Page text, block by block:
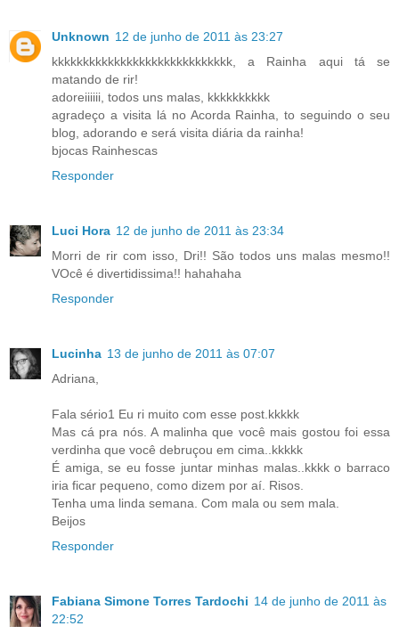
Unknown 12 de junho de 2011 às 23:27
kkkkkkkkkkkkkkkkkkkkkkkkkkkkk, a Rainha aqui tá se
matando de rir!
adoreiiiiii, todos uns malas, kkkkkkkkkk
agradeço a visita lá no Acorda Rainha, to seguindo o seu
blog, adorando e será visita diária da rainha!
bjocas Rainhescas
Responder
Luci Hora 12 de junho de 2011 às 23:34
Morri de rir com isso, Dri!! São todos uns malas mesmo!!
VOcê é divertidissima!! hahahaha
Responder
Lucinha 13 de junho de 2011 às 07:07
Adriana,
Fala sério1 Eu ri muito com esse post.kkkkk
Mas cá pra nós. A malinha que você mais gostou foi essa
verdinha que você debruçou em cima..kkkkk
É amiga, se eu fosse juntar minhas malas..kkkk o barraco
iria ficar pequeno, como dizem por aí. Risos.
Tenha uma linda semana. Com mala ou sem mala.
Beijos
Responder
Fabiana Simone Torres Tardochi 14 de junho de 2011 às
22:52